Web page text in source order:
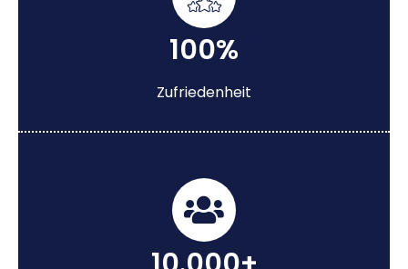
100%
Zufriedenheit